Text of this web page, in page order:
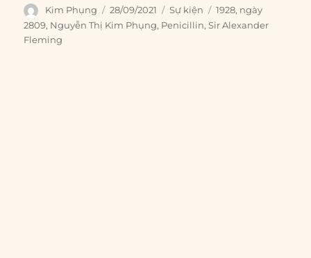
Author
Kim Phụng
Posted
on
28/09/2021 Categories
Sự kiện Tags
1928, ngày
2809, Nguyễn Thị Kim Phụng, Penicillin,Sir Alexander
Fleming